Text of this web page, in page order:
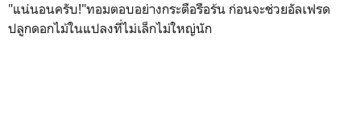
"แน่นอนครับ!"ทอมตอบอย่างกระตือรือร้น ก่อนจะช่วยอัลเฟรด
ปลูกดอกไม้ในแปลงที่ไม่เล็กไม่ใหญ่นัก